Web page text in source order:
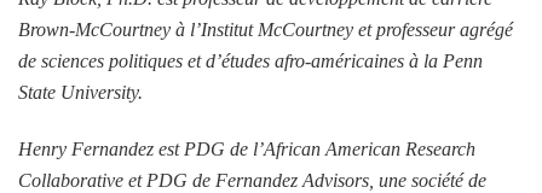
Brown-McCourtney à l’Institut McCourtney et professeur agrégé
de sciences politiques et d’études afro-américaines à la Penn
State University.
Henry Fernandez est PDG de l’African American Research
Collaborative et PDG de Fernandez Advisors, une société de